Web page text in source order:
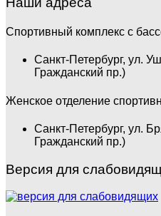
Спортивный комплекс с
Санкт-Петербург, ул.
Гражданский пр.)
Женское отделение
Санкт-Петербург, ул.
Гражданский пр.)
Версия для